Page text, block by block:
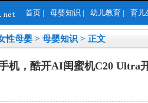
首页 | 母婴知识 | 幼儿教育 | 育儿
性母婴 > 母婴知识 > 正文
机，酷开AI闺蜜机C20 Ultra